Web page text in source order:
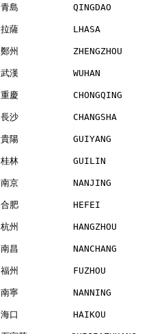
青島          QINGDAO
拉薩          LHASA
鄭州          ZHENGZHOU
武漢          WUHAN
重慶
長沙          CHANGSHA
貴陽          GUIYANG
桂林          GUILIN
南京          NANJING
合肥          HEFEI
杭州          HANGZHOU
南昌          NANCHANG
福州          FUZHOU
南寧          NANNING
海口          HAIKOU